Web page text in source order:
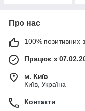
Про нас
100% позитивних з
Працює з
м. Київ
Київ, Україна
Контакти